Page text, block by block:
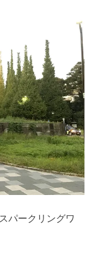
パークリングワ